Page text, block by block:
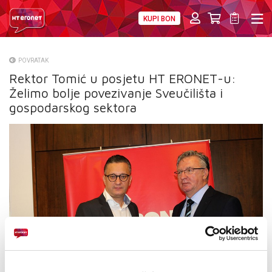
KUPI BON
O NAMA
PRESS
NATJEČAJI
VELEPRODAJA
KONTAKTI
MOJ PROFIL
POVRATAK
Rektor Tomić u posjetu HT ERONET-u:
Želimo bolje povezivanje Sveučilišta i
gospodarskog sektora